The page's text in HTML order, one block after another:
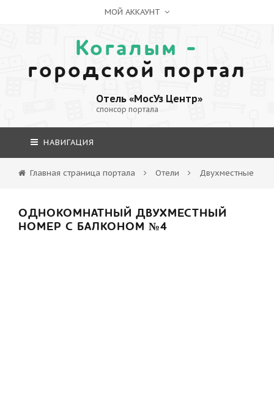
МОЙ АККАУНТ
Когалым -
городской портал
Отель «МосУз Центр»
спонсор портала
НАВИГАЦИЯ
Главная страница портала Отели Двухместные
ОДНОКОМНАТНЫЙ ДВУХМЕСТНЫЙ
НОМЕР С БАЛКОНОМ №4